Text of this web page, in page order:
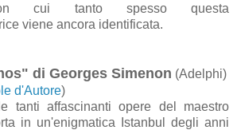
cui tanto spesso questa
viene ancora identificata.
di Georges Simenon (Adelphi)
d'Autore)
tanti affascinanti opere del maestro
in un'enigmatica Istanbul degli anni